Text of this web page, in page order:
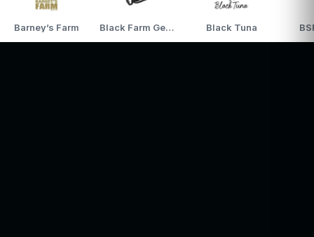
Barney’s Farm Black Farm Genetix Black Tuna